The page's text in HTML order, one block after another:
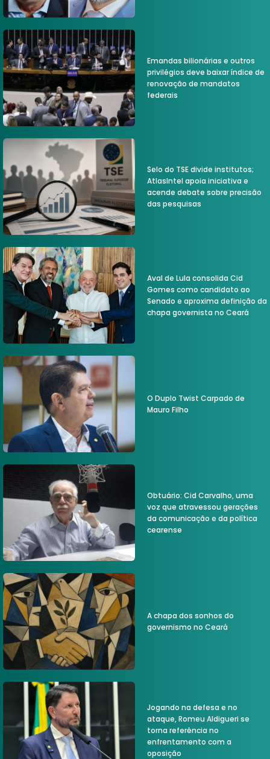
Emandas bilionárias e outros
privilégios deve baixar índice de
renovação de mandatos
federais
Selo do TSE divide institutos;
AtlasIntel apoia iniciativa e
acende debate sobre precisão
das pesquisas
Aval de Lula consolida Cid
Gomes como candidato ao
Senado e aproxima definição da
chapa governista no Ceará
O Duplo Twist Carpado de
Mauro Filho
Obtuário: Cid Carvalho, uma
voz que atravessou gerações
da comunicação e da política
cearense
A chapa dos sonhos do
governismo no Ceará
Jogando na defesa e no
ataque, Romeu Aldigueri se
torna referência no
enfrentamento com a
oposição